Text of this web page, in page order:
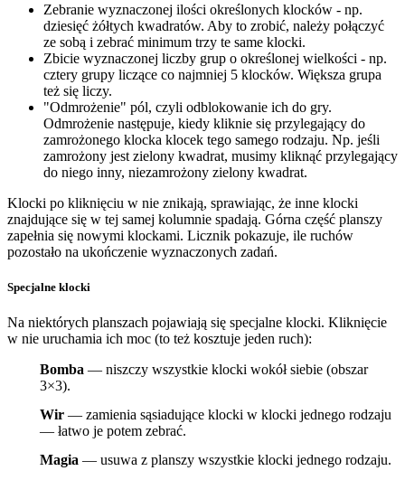
Zebranie wyznaczonej ilości określonych klocków - np.
dziesięć żółtych kwadratów. Aby to zrobić, należy połączyć
ze sobą i zebrać minimum trzy te same klocki.
Zbicie wyznaczonej liczby grup o określonej wielkości - np.
cztery grupy liczące co najmniej 5 klocków. Większa grupa
też się liczy.
"Odmrożenie" pól, czyli odblokowanie ich do gry.
Odmrożenie następuje, kiedy kliknie się przylegający do
zamrożonego klocka klocek tego samego rodzaju. Np. jeśli
zamrożony jest zielony kwadrat, musimy kliknąć przylegający
do niego inny, niezamrożony zielony kwadrat.
Klocki po kliknięciu w nie znikają, sprawiając, że inne klocki
znajdujące się w tej samej kolumnie spadają. Górna część planszy
zapełnia się nowymi klockami. Licznik pokazuje, ile ruchów
pozostało na ukończenie wyznaczonych zadań.
Specjalne klocki
Na niektórych planszach pojawiają się specjalne klocki. Kliknięcie
w nie uruchamia ich moc (to też kosztuje jeden ruch):
Bomba — niszczy wszystkie klocki wokół siebie (obszar
3×3).
Wir — zamienia sąsiadujące klocki w klocki jednego rodzaju
— łatwo je potem zebrać.
Magia — usuwa z planszy wszystkie klocki jednego rodzaju.